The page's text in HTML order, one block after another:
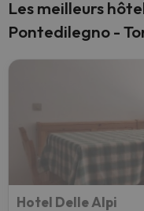
Les meilleurs
Pontedilegno -
Hotel Delle Alpi